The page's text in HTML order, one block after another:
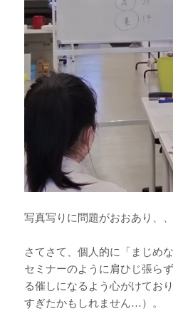
写真写りに問題がおおあり、、
さてさて、個人的に「まじめ
セミナーのように肩ひじ張ら
る催しになるよう心がけてお
すぎたかもしれません…）。